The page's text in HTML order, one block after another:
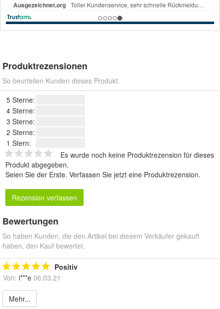
Produktrezensionen
So beurteilen Kunden dieses Produkt.
5 Sterne:
4 Sterne:
3 Sterne:
2 Sterne:
1 Stern:
Es wurde noch keine Produktrezension für dieses
Produkt abgegeben.
Seien Sie der Erste. Verfassen Sie jetzt eine Produktrezension.
Rezension verfassen
Bewertungen
So haben Kunden, die den Artikel bei diesem Verkäufer gekauft
haben, den Kauf bewertet.
Positiv
Von: i***e 06.03.21
Mehr...